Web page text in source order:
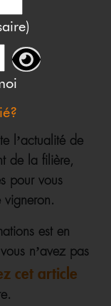
l’actualité de
de la filière,
pour vous
vigneron.
est en
n’avez pas
cet article